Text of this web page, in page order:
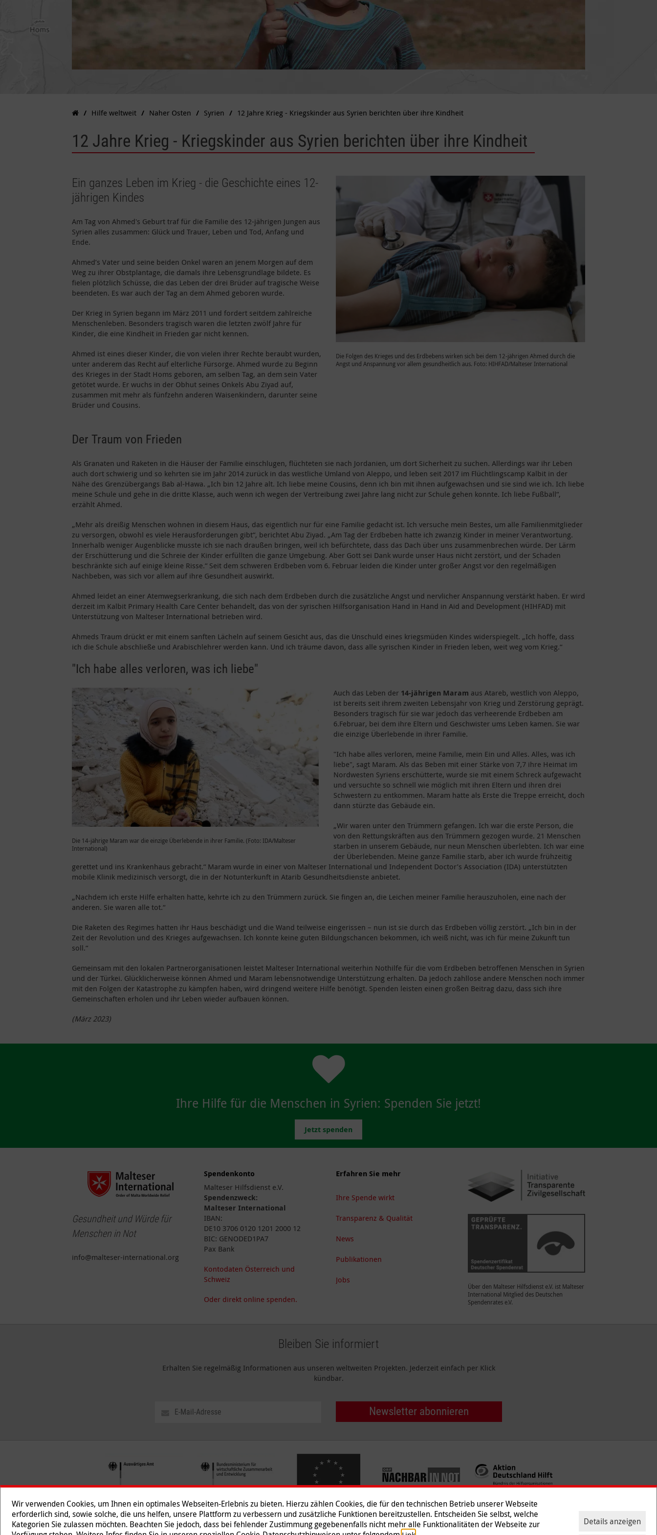
Hilfe weltweit Naher Osten Syrien 12 Jahre Krieg - Kriegskinder aus Syrien berichten über ihre Kindheit
12 Jahre Krieg - Kriegskinder aus Syrien berichten über ihre Kindheit
Ein ganzes Leben im Krieg - die Geschichte eines 12-
jährigen Kindes
Am Tag von Ahmed's Geburt traf für die Familie des 12-jährigen Jungen aus
Syrien alles zusammen: Glück und Trauer, Leben und Tod, Anfang und
Ende.
Ahmed’s Vater und seine beiden Onkel waren an jenem Morgen auf dem
Weg zu ihrer Obstplantage, die damals ihre Lebensgrundlage bildete. Es
fielen plötzlich Schüsse, die das Leben der drei Brüder auf tragische Weise
beendeten. Es war auch der Tag an dem Ahmed geboren wurde.
Der Krieg in Syrien begann im März 2011 und fordert seitdem zahlreiche
Menschenleben. Besonders tragisch waren die letzten zwölf Jahre für
Kinder, die eine Kindheit in Frieden gar nicht kennen.
Ahmed ist eines dieser Kinder, die von vielen ihrer Rechte beraubt wurden,
unter anderem das Recht auf elterliche Fürsorge. Ahmed wurde zu Beginn
des Krieges in der Stadt Homs geboren, am selben Tag, an dem sein Vater
getötet wurde. Er wuchs in der Obhut seines Onkels Abu Ziyad auf,
zusammen mit mehr als fünfzehn anderen Waisenkindern, darunter seine
Brüder und Cousins.
Die Folgen des Krieges und des Erdbebens wirken sich bei dem 12-jährigen Ahmed durch die
Angst und Anspannung vor allem gesundheitlich aus. Foto: HIHFAD/Malteser International
Der Traum von Frieden
Als Granaten und Raketen in die Häuser der Familie einschlugen, flüchteten sie nach Jordanien, um dort Sicherheit zu suchen. Allerdings war ihr Leben
auch dort schwierig und so kehrten sie im Jahr 2014 zurück in das westliche Umland von Aleppo, und leben seit 2017 im Flüchtlingscamp Kalbit in der
Nähe des Grenzübergangs Bab al-Hawa. „Ich bin 12 Jahre alt. Ich liebe meine Cousins, denn ich bin mit ihnen aufgewachsen und sie sind wie ich. Ich liebe
meine Schule und gehe in die dritte Klasse, auch wenn ich wegen der Vertreibung zwei Jahre lang nicht zur Schule gehen konnte. Ich liebe Fußball“,
erzählt Ahmed.
„Mehr als dreißig Menschen wohnen in diesem Haus, das eigentlich nur für eine Familie gedacht ist. Ich versuche mein Bestes, um alle Familienmitglieder
zu versorgen, obwohl es viele Herausforderungen gibt“, berichtet Abu Ziyad. „Am Tag der Erdbeben hatte ich zwanzig Kinder in meiner Verantwortung.
Innerhalb weniger Augenblicke musste ich sie nach draußen bringen, weil ich befürchtete, dass das Dach über uns zusammenbrechen würde. Der Lärm
der Erschütterung und die Schreie der Kinder erfüllten die ganze Umgebung. Aber Gott sei Dank wurde unser Haus nicht zerstört, und der Schaden
beschränkte sich auf einige kleine Risse.“ Seit dem schweren Erdbeben vom 6. Februar leiden die Kinder unter großer Angst vor den regelmäßigen
Nachbeben, was sich vor allem auf ihre Gesundheit auswirkt.
Ahmed leidet an einer Atemwegserkrankung, die sich nach dem Erdbeben durch die zusätzliche Angst und nervlicher Anspannung verstärkt haben. Er wird
derzeit im Kalbit Primary Health Care Center behandelt, das von der syrischen Hilfsorganisation Hand in Hand in Aid and Development (HIHFAD) mit
Unterstützung von Malteser International betrieben wird.
Ahmeds Traum drückt er mit einem sanften Lächeln auf seinem Gesicht aus, das die Unschuld eines kriegsmüden Kindes widerspiegelt. „Ich hoffe, dass
ich die Schule abschließe und Arabischlehrer werden kann. Und ich träume davon, dass alle syrischen Kinder in Frieden leben, weit weg vom Krieg.“
"Ich habe alles verloren, was ich liebe"
Die 14-jährige Maram war die einzige Überlebende in ihrer Familie. (Foto: IDA/Malteser
International)
Auch das Leben der 14-jährigen Maram aus Atareb, westlich von Aleppo,
ist bereits seit ihrem zweiten Lebensjahr von Krieg und Zerstörung geprägt.
Besonders tragisch für sie war jedoch das verheerende Erdbeben am
6.Februar, bei dem ihre Eltern und Geschwister ums Leben kamen. Sie war
die einzige Überlebende in ihrer Familie.
"Ich habe alles verloren, meine Familie, mein Ein und Alles. Alles, was ich
liebe", sagt Maram. Als das Beben mit einer Stärke von 7,7 ihre Heimat im
Nordwesten Syriens erschütterte, wurde sie mit einem Schreck aufgewacht
und versuchte so schnell wie möglich mit ihren Eltern und ihren drei
Schwestern zu entkommen. Maram hatte als Erste die Treppe erreicht, doch
dann stürzte das Gebäude ein.
„Wir waren unter den Trümmern gefangen. Ich war die erste Person, die
von den Rettungskräften aus den Trümmern gezogen wurde. 21 Menschen
starben in unserem Gebäude, nur neun Menschen überlebten. Ich war eine
der Überlebenden. Meine ganze Familie starb, aber ich wurde frühzeitig
gerettet und ins Krankenhaus gebracht.“ Maram wurde in einer von Malteser International und Independent Doctor’s Association (IDA) unterstützten
mobile Klinik medizinisch versorgt, die in der Notunterkunft in Atarib Gesundheitsdienste anbietet.
„Nachdem ich erste Hilfe erhalten hatte, kehrte ich zu den Trümmern zurück. Sie fingen an, die Leichen meiner Familie herauszuholen, eine nach der
anderen. Sie waren alle tot.“
Die Raketen des Regimes hatten ihr Haus beschädigt und die Wand teilweise eingerissen – nun ist sie durch das Erdbeben völlig zerstört. „Ich bin in der
Zeit der Revolution und des Krieges aufgewachsen. Ich konnte keine guten Bildungschancen bekommen, ich weiß nicht, was ich für meine Zukunft tun
soll.“
Gemeinsam mit den lokalen Partnerorganisationen leistet Malteser International weiterhin Nothilfe für die vom Erdbeben betroffenen Menschen in Syrien
und der Türkei. Glücklicherweise können Ahmed und Maram lebensnotwendige Unterstützung erhalten. Da jedoch zahllose andere Menschen noch immer
mit den Folgen der Katastrophe zu kämpfen haben, wird dringend weitere Hilfe benötigt. Spenden leisten einen großen Beitrag dazu, dass sich ihre
Gemeinschaften erholen und ihr Leben wieder aufbauen können.
(März 2023)
Ihre Hilfe für die Menschen in Syrien: Spenden Sie jetzt!
Jetzt spenden
Gesundheit und Würde für
Menschen in Not
info@malteser-international.org
Spendenkonto
Malteser Hilfsdienst e.V.
Spendenzweck:
Malteser International
IBAN:
DE10 3706 0120 1201 2000 12
BIC: GENODED1PA7
Pax Bank
Kontodaten Österreich und
Schweiz
Oder direkt online spenden.
Erfahren Sie mehr
Ihre Spende wirkt
Transparenz & Qualität
News
Publikationen
Jobs
Über den Malteser Hilfsdienst e.V. ist Malteser
International Mitglied des Deutschen
Spendenrates e.V.
Bleiben Sie informiert
Erhalten Sie regelmäßig Informationen aus unseren weltweiten Projekten. Jederzeit einfach per Klick
kündbar.
Newsletter abonnieren
Impressum | Datenschutz | Kontakt | Presse
Wir verwenden Cookies, um Ihnen ein optimales Webseiten-Erlebnis zu bieten. Hierzu zählen Cookies, die für den technischen Betrieb unserer Webseite
erforderlich sind, sowie solche, die uns helfen, unsere Plattform zu verbessern und zusätzliche Funktionen bereitzustellen. Entscheiden Sie selbst, welche
Kategorien Sie zulassen möchten. Beachten Sie jedoch, dass bei fehlender Zustimmung gegebenenfalls nicht mehr alle Funktionalitäten der Webseite zur
Details anzeigen